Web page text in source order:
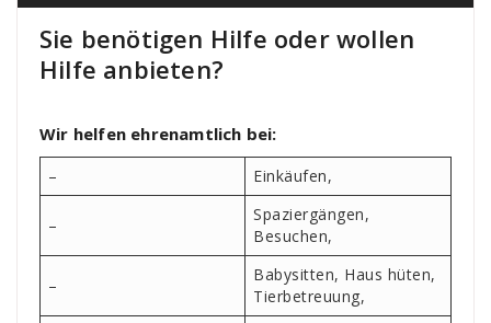
Sie benötigen Hilfe oder wollen
Hilfe anbieten?
Wir helfen ehrenamtlich bei:
– Einkäufen,
–
Spaziergängen,
Besuchen,
–
Babysitten, Haus hüten,
Tierbetreuung,